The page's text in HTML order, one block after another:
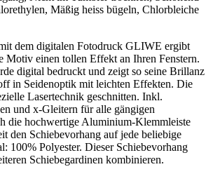
Mäßig heiss bügeln, Chlorbleiche
dem digitalen Fotodruck GLIWE ergibt
Motiv einen tollen Effekt an Ihren Fenstern.
digital bedruckt und zeigt so seine Brillanz
in Seidenoptik mit leichten Effekten. Die
Lasertechnik geschnitten. Inkl.
und x-Gleitern für alle gängigen
die hochwertige Aluminium-Klemmleiste
den Schiebevorhang auf jede beliebige
100% Polyester. Dieser Schiebevorhang
Schiebegardinen kombinieren.